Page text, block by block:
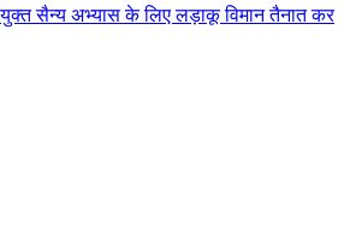
सैन्य अभ्यास के लिए लड़ाकू विमान तैनात कर